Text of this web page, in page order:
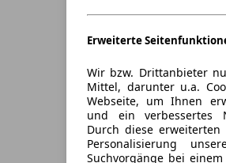
Erweiterte
Wir bzw. Drittanbieter
Mittel, darunter u.a.
Webseite, um Ihnen
und ein verbessertes
Durch diese
Personalisierung
Suchvorgänge bei